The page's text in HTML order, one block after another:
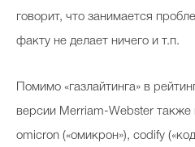
говорит, что занимается
факту не делает ничего и т.п.
Помимо «газлайтинга» в
версии Merriam-Webster также
omicron («омикрон»), codify